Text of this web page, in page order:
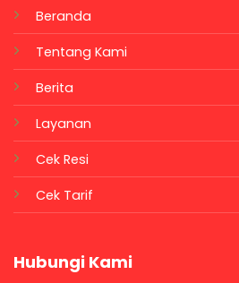
Beranda
Tentang Kami
Berita
Layanan
Cek Resi
Cek Tarif
Hubungi Kami